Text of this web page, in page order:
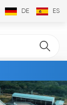
DE ES